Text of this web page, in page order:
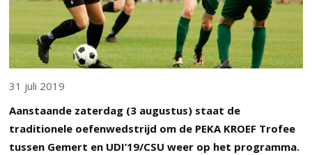
31 juli 2019
Aanstaande zaterdag (3 augustus) staat de
traditionele oefenwedstrijd om de PEKA KROEF Trofee
tussen Gemert en UDI’19/CSU weer op het programma.